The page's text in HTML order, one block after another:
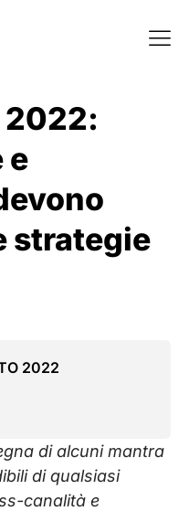
2022:
e
strategie
2022
di alcuni mantra
di qualsiasi
canalità e